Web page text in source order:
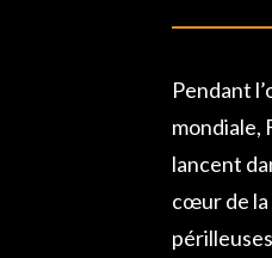
Pendant
mondiale,
lancent
cœur de la